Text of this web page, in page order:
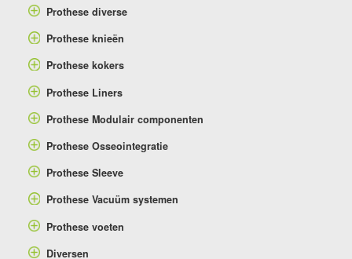
Prothese diverse
Prothese knieën
Prothese kokers
Prothese Liners
Prothese Modulair componenten
Prothese Osseointegratie
Prothese Sleeve
Prothese Vacuüm systemen
Prothese voeten
Diversen